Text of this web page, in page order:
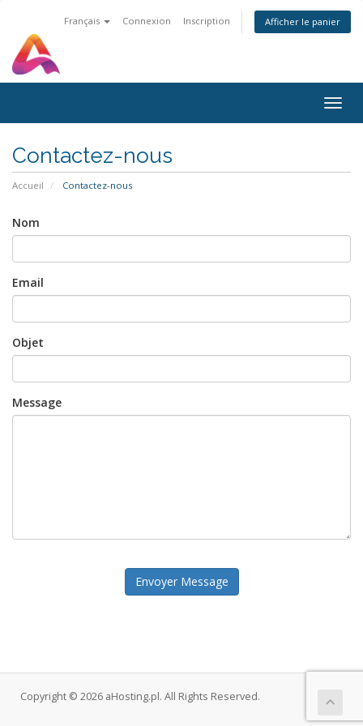
Français Connexion Inscription Afficher le panier
Contactez-nous
Accueil Contactez-nous
Nom
Email
Objet
Message
Envoyer Message
Copyright © 2026 aHosting.pl. All Rights Reserved.